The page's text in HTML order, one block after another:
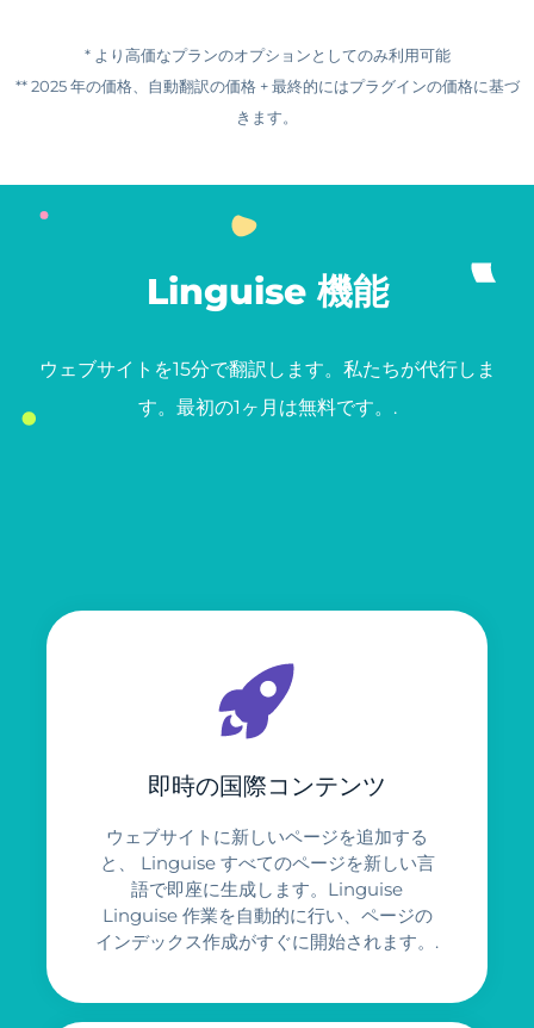
* より高価なプランのオプションとしてのみ利用可能
** 2025 年の価格、自動翻訳の価格 + 最終的にはプラグインの価格に基づ
きます。
Linguise 機能
ウェブサイトを15分で翻訳します。私たちが代行しま
す。最初の1ヶ月は無料です。.
即時の国際コンテンツ
ウェブサイトに新しいページを追加する
と、 Linguise すべてのページを新しい言
語で即座に生成します。Linguise
Linguise 作業を自動的に行い、ページの
インデックス作成がすぐに開始されます。.